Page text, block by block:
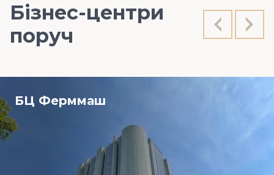
Бізнес-центри
поруч
БЦ Ферммаш